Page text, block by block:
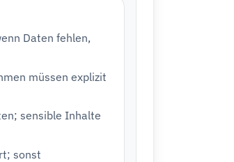
Daten fehlen,
müssen explizit
sensible Inhalte
sonst